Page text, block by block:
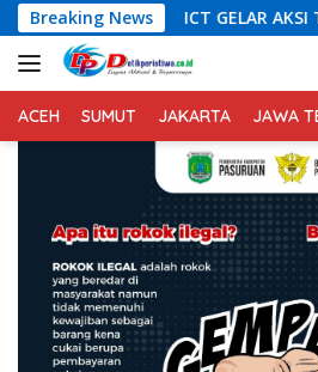
Langsung
ke
konten
Breaking News
GELAR AKSI TOLAK REVITALISASI
ACEH SUMUT JAKARTA JAWA